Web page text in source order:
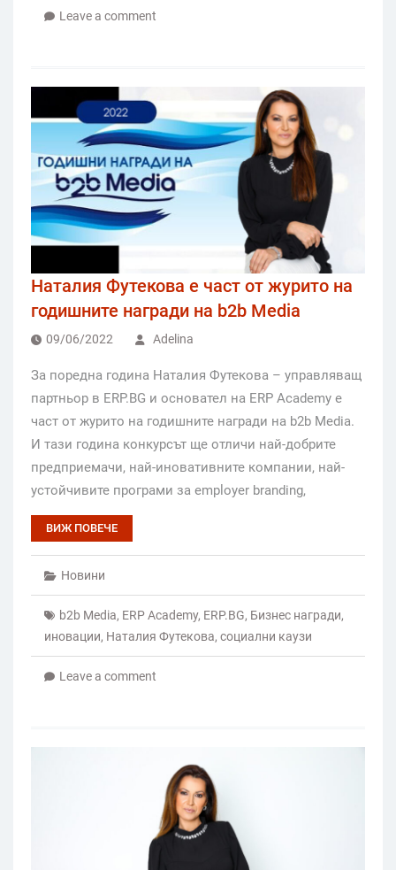
Leave a comment
Наталия Футекова е част от журито на
годишните награди на b2b Media
09/06/2022 Adelina
За поредна година Наталия Футекова – управляващ
партньор в ERP.BG и основател на ERP Academy е
част от журито на годишните награди на b2b Media.
И тази година конкурсът ще отличи най-добрите
предприемачи, най-иновативните компании, най-
устойчивите програми за employer branding,
ВИЖ ПОВЕЧЕ
Новини
b2b Media, ERP Academy, ERP.BG, Бизнес награди,
иновации, Наталия Футекова, социални каузи
Leave a comment